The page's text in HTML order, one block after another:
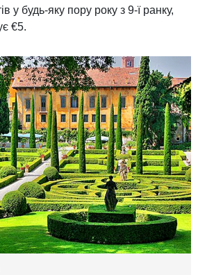
у будь-яку пору року з 9-ї ранку,
€5.